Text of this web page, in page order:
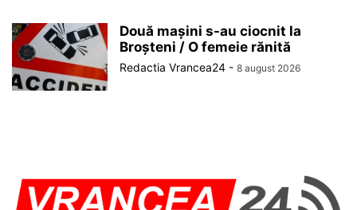
Două mașini s-au ciocnit la
Broșteni / O femeie rănită
Redactia Vrancea24 - 8 august 2026